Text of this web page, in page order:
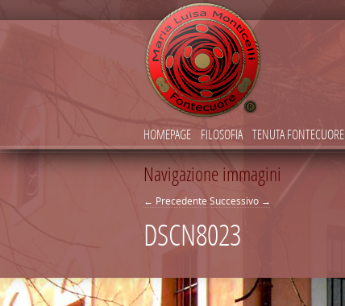
HOMEPAGE FILOSOFIA TENUTA FONTECUORE
Navigazione immagini
← Precedente Successivo →
DSCN8023